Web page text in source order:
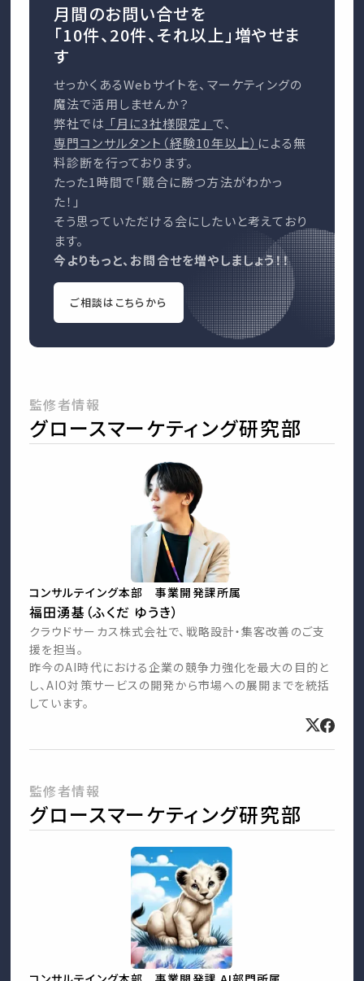
月間のお問い合せを
「10件、20件、それ以上」増やせま
す
せっかくあるWebサイトを、マーケティングの
魔法で活用しませんか？
弊社では 「月に3社様限定」 で、
専門コンサルタント（経験10年以上） による無
料診断を行っております。
たった1時間で「競合に勝つ方法がわかっ
た！」
そう思っていただける会にしたいと考えており
ます。
今よりもっと、お問合せを増やしましょう！！
ご相談はこちらから
監修者情報
グロースマーケティング研究部
コンサルテイング本部 事業開発課所属
福田湧基（ふくだ ゆうき）
クラウドサーカス株式会社で、戦略設計・集客改善のご支
援を担当。
昨今のAI時代における企業の競争力強化を最大の目的と
し、AIO対策サービスの開発から市場への展開までを統括
しています。
監修者情報
グロースマーケティング研究部